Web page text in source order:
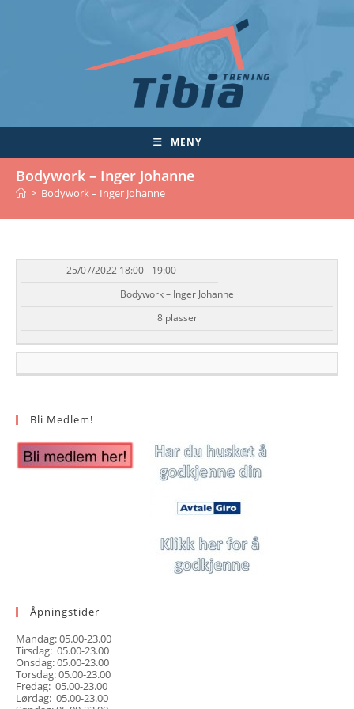
MENY
Bodywork – Inger Johanne
> Bodywork – Inger Johanne
DATO/TID EVENT TILGJENGELIGHET
25/07/2022 18:00 - 19:00
Bodywork – Inger Johanne
8 plasser
Bli Medlem!
Åpningstider
Mandag: 05.00-23.00
Tirsdag: 05.00-23.00
Onsdag: 05.00-23.00
Torsdag: 05.00-23.00
Fredag: 05.00-23.00
Lørdag: 05.00-23.00